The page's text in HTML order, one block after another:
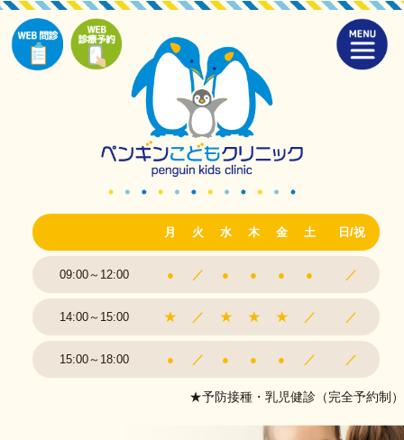
月 火 水 木 金 土 日/祝
09:00～12:00 ● ／ ● ● ● ● ／
14:00～15:00 ★ ／ ★ ★ ★ ／ ／
15:00～18:00 ● ／ ● ● ● ／ ／
★予防接種・乳児健診（完全予約制）